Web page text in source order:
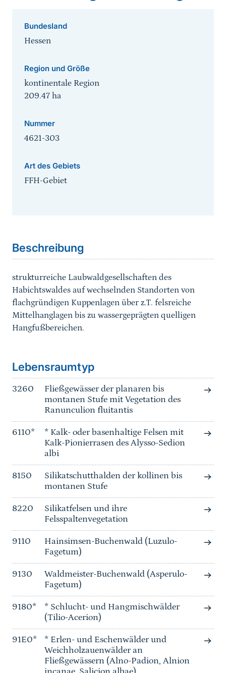
Bundesland
Hessen
Region und Größe
kontinentale Region
209.47 ha
Nummer
4621-303
Art des Gebiets
FFH-Gebiet
Beschreibung
strukturreiche Laubwaldgesellschaften des
Habichtswaldes auf wechselnden Standorten von
flachgründigen Kuppenlagen über z.T. felsreiche
Mittelhanglagen bis zu wassergeprägten quelligen
Hangfußbereichen.
Lebensraumtyp
3260
Fließgewässer der planaren bis
montanen Stufe mit Vegetation des
Ranunculion fluitantis
6110*
* Kalk- oder basenhaltige Felsen mit
Kalk-Pionierrasen des Alysso-Sedion
albi
8150
Silikatschutthalden der kollinen bis
montanen Stufe
8220
Silikatfelsen und ihre
Felsspaltenvegetation
9110
Hainsimsen-Buchenwald (Luzulo-
Fagetum)
9130
Waldmeister-Buchenwald (Asperulo-
Fagetum)
9180*
* Schlucht- und Hangmischwälder
(Tilio-Acerion)
91E0*
* Erlen- und Eschenwälder und
Weichholzauenwälder an
Fließgewässern (Alno-Padion, Alnion